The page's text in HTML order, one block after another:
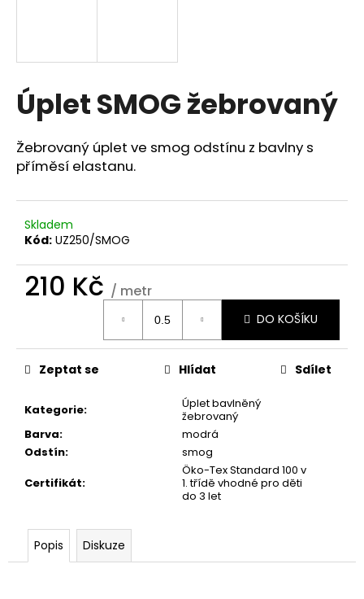
Úplet SMOG žebrovaný
Žebrovaný úplet ve smog odstínu z bavlny s
příměsí elastanu.
Skladem
Kód: UZ250/SMOG
210 Kč / metr
DO KOŠÍKU
Kategorie:
Úplet bavlněný
žebrovaný
Barva:
modrá
Odstín:
smog
Certifikát:
Öko-Tex Standard 100 v
1. třídě vhodné pro děti
do 3 let
Zeptat se Hlídat Sdílet
Popis Diskuze
í
t
?
D
o
p
u
č
e
m
e